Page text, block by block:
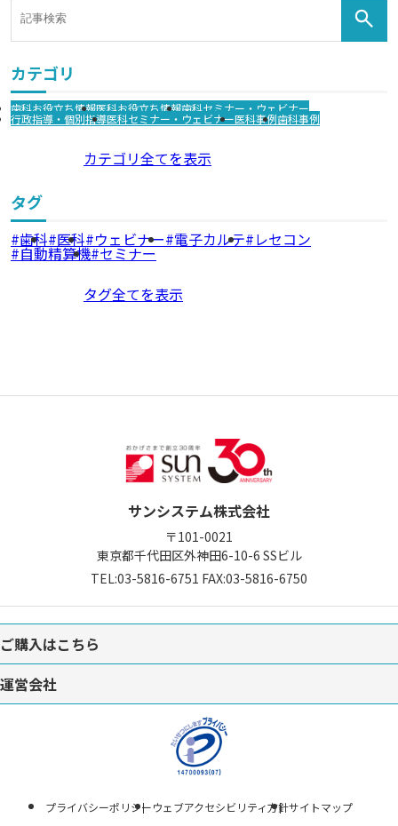
カテゴリ
歯科お役立ち情報医科お役立ち情報歯科セミナー・ウェビナー
行政指導・個別指導医科セミナー・ウェビナー医科事例歯科事例
カテゴリ全てを表示
タグ
歯科 医科 ウェビナー 電子カルテ レセコン
自動精算機 セミナー
タグ全てを表示
サンシステム株式会社
〒101-0021
東京都千代田区外神田6-10-6 SSビル
TEL:03-5816-6751 FAX:03-5816-6750
ご購入はこちら
運営会社
プライバシーポリシーウェブアクセシビリティ方針サイトマップ